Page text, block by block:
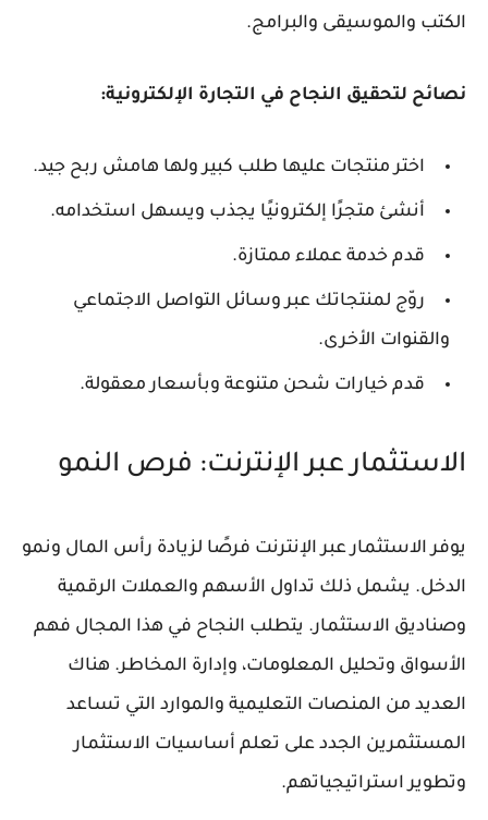
الكتب والموسيقى والبرامج.
نصائح لتحقيق النجاح في التجارة الإلكترونية:
اختر منتجات عليها طلب كبير ولها هامش ربح جيد.
أنشئ متجرًا إلكترونيًا يجذب ويسهل استخدامه.
قدم خدمة عملاء ممتازة.
روّج لمنتجاتك عبر وسائل التواصل الاجتماعي
والقنوات الأخرى.
قدم خيارات شحن متنوعة وبأسعار معقولة.
الاستثمار عبر الإنترنت: فرص النمو
يوفر الاستثمار عبر الإنترنت فرصًا لزيادة رأس المال ونمو
الدخل. يشمل ذلك تداول الأسهم والعملات الرقمية
وصناديق الاستثمار. يتطلب النجاح في هذا المجال فهم
الأسواق وتحليل المعلومات، وإدارة المخاطر. هناك
العديد من المنصات التعليمية والموارد التي تساعد
المستثمرين الجدد على تعلم أساسيات الاستثمار
وتطوير استراتيجياتهم.